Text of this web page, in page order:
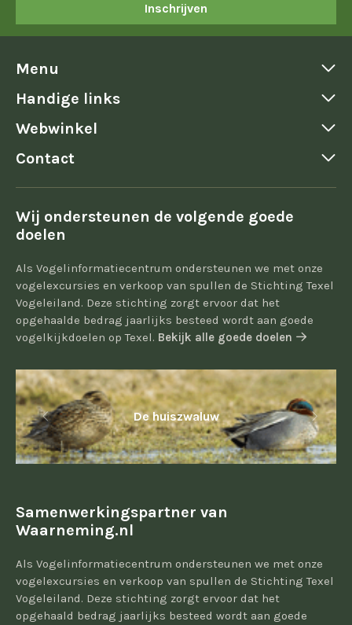
Inschrijven
Menu
Handige links
Webwinkel
Contact
Wij ondersteunen de volgende goede
doelen
Als Vogelinformatiecentrum ondersteunen we met onze
vogelexcursies en verkoop van spullen de Stichting Texel
Vogeleiland. Deze stichting zorgt ervoor dat het
opgehaalde bedrag jaarlijks besteed wordt aan goede
vogelkijkdoelen op Texel. Bekijk alle goede doelen
De huiszwaluw
Samenwerkingspartner van
Waarneming.nl
Als Vogelinformatiecentrum ondersteunen we met onze
vogelexcursies en verkoop van spullen de Stichting Texel
Vogeleiland. Deze stichting zorgt ervoor dat het
opgehaald bedrag jaarlijks besteed wordt aan goede